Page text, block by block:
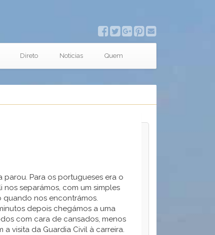
Direto Noticias Quem
Para os portugueses era o
separámos, com um simples
quando nos encontrámos.
depois chegámos a uma
com cara de cansados, menos
visita da Guardia Civil à carreira.